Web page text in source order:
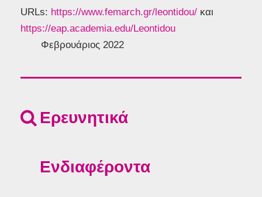
URLs: https://www.femarch.gr/leontidou/ και
https://eap.academia.edu/Leontidou
Φεβρουάριος 2022
Ερευνητικά
Ενδιαφέροντα